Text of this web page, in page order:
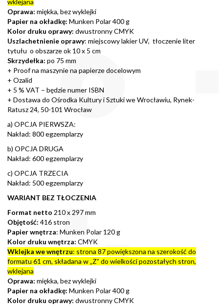
Oprawa: miękka, bez wyklejki
Papier na okładkę: Munken Polar 400 g
Kolor druku oprawy: dwustronny CMYK
Uszlachetnienie oprawy: miejscowy lakier UV, tłoczenie liter
tytułu o obszarze ok 10 x 5 cm
Skrzydełka: po 75 mm
+ Proof na maszynie na papierze docelowym
+ Ozalid
+ 5 % VAT – będzie numer ISBN
+ Dostawa do Ośrodka Kultury i Sztuki we Wrocławiu, Rynek-
Ratusz 24, 50-101 Wrocław
a) OPCJA PIERWSZA:
Nakład: 800 egzemplarzy
b) OPCJA DRUGA
Nakład: 600 egzemplarzy
c) OPCJA TRZECIA
Nakład: 500 egzemplarzy
WARIANT BEZ TŁOCZENIA
Format netto 210 x 297 mm
Objętość: 416 stron
Papier wnętrza: Munken Polar 120 g
Kolor druku wnętrza: CMYK
Wklejka we wnętrzu: strona 87 powiększona na szerokość do
formatu 61 cm, składana w „Z” do wielkości pozostałych stron,
wklejana
Oprawa: miękka, bez wyklejki
Papier na okładkę: Munken Polar 400 g
Kolor druku oprawy: dwustronny CMYK